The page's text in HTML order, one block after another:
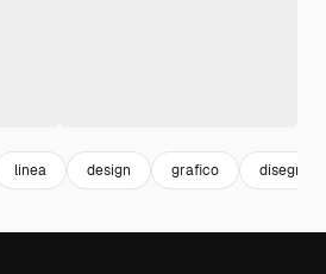
linea design grafico disegno